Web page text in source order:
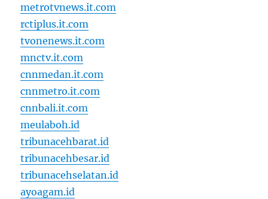
metrotvnews.it.com
rctiplus.it.com
tvonenews.it.com
mnctv.it.com
cnnmedan.it.com
cnnmetro.it.com
cnnbali.it.com
meulaboh.id
tribunacehbarat.id
tribunacehbesar.id
tribunacehselatan.id
ayoagam.id